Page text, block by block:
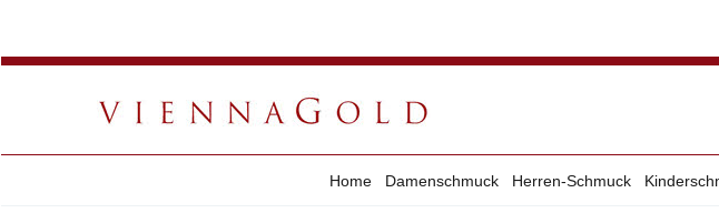
Home Damenschmuck Herren-Schmuck